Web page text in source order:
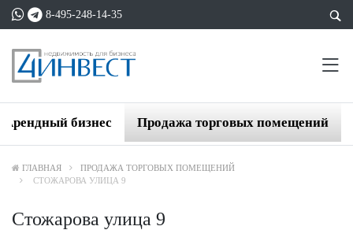
8-495-248-14-35
Арендный бизнес Продажа торговых помещений
ГЛАВНАЯ
ПРОДАЖА ТОРГОВЫХ ПОМЕЩЕНИЙ
СТОЖАРОВА УЛИЦА 9
Стожарова улица 9